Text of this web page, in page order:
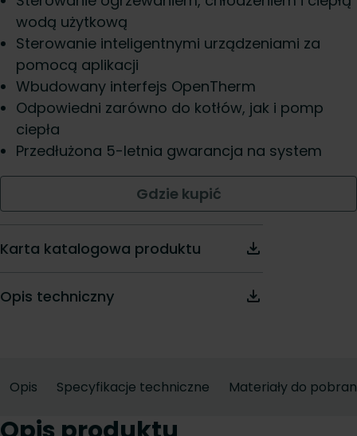
wodą użytkową
Sterowanie inteligentnymi urządzeniami za
pomocą aplikacji
Wbudowany interfejs OpenTherm
Odpowiedni zarówno do kotłów, jak i pomp
ciepła
Przedłużona 5-letnia gwarancja na system
Gdzie kupić
Karta katalogowa produktu
Opis techniczny
Opis Specyfikacje techniczne Materiały do